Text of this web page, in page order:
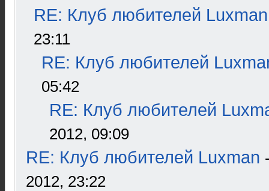
RE: Клуб любителей Luxman
23:11
RE: Клуб любителей
05:42
RE: Клуб любителей
2012, 09:09
RE: Клуб любителей Luxman
2012, 23:22